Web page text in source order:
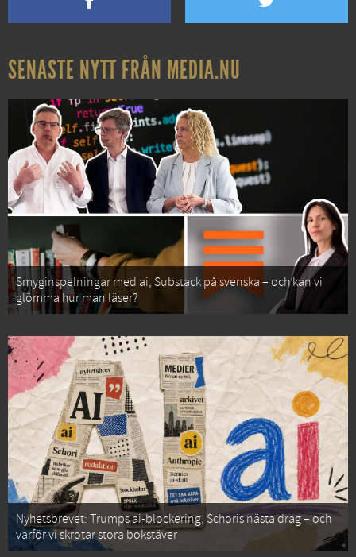
SENASTE NYTT FRÅN MEDIA.NU
Smyginspelningar med ai, Substack på svenska – och kan vi
glömma hur man läser?
Nyhetsbrevet: Trumps ai-blockering, Schoris nästa drag – och
varför vi skrotar stora bokstäver